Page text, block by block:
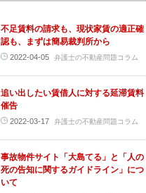
不足賃料の請求も、現状家賃の適正確
認も、まずは簡易裁判所から
2022-04-05 弁護士の不動産問題コラム
追い出したい賃借人に対する延滞賃料
催告
2022-03-17 弁護士の不動産問題コラム
事故物件サイト「大島てる」と「人の
死の告知に関するガイドライン」につ
いて